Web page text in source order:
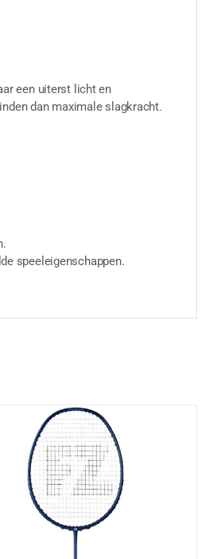
een uiterst licht en
dan maximale slagkracht.
speeleigenschappen.